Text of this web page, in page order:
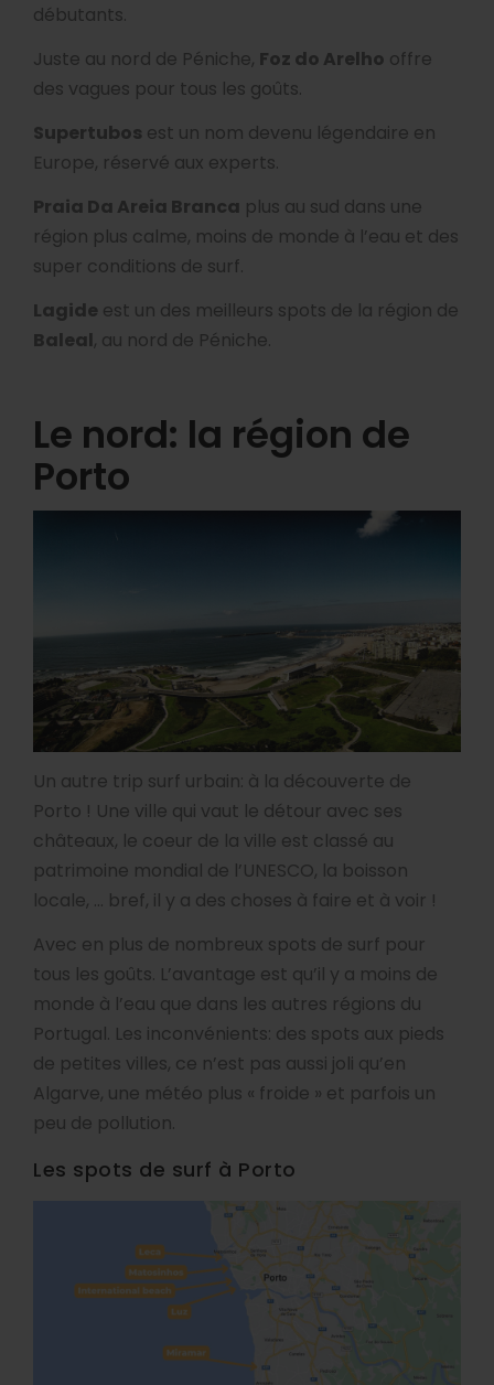
débutants.
Juste au nord de Péniche, Foz do Arelho offre
des vagues pour tous les goûts.
Supertubos est un nom devenu légendaire en
Europe, réservé aux experts.
Praia Da Areia Branca plus au sud dans une
région plus calme, moins de monde à l’eau et des
super conditions de surf.
Lagide est un des meilleurs spots de la région de
Baleal, au nord de Péniche.
Le nord: la région de
Porto
Un autre trip surf urbain: à la découverte de
Porto ! Une ville qui vaut le détour avec ses
châteaux, le coeur de la ville est classé au
patrimoine mondial de l’UNESCO, la boisson
locale, … bref, il y a des choses à faire et à voir !
Avec en plus de nombreux spots de surf pour
tous les goûts. L’avantage est qu’il y a moins de
monde à l’eau que dans les autres régions du
Portugal. Les inconvénients: des spots aux pieds
de petites villes, ce n’est pas aussi joli qu’en
Algarve, une météo plus « froide » et parfois un
peu de pollution.
Les spots de surf à Porto